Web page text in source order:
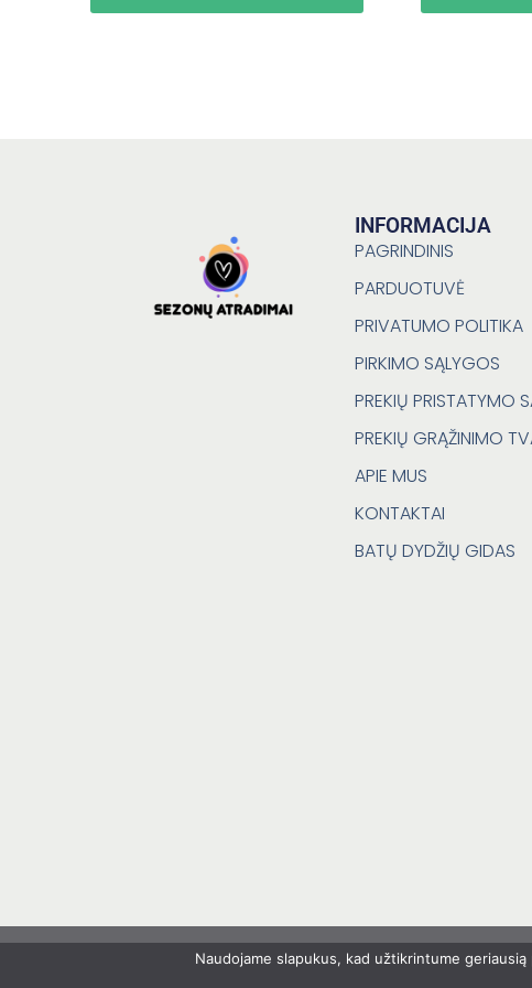
INFORMACIJA
PAGRINDINIS
PARDUOTUVĖ
PRIVATUMO POLITIKA
PIRKIMO SĄLYGOS
PREKIŲ PRISTATYMO
PREKIŲ GRĄŽINIMO
APIE MUS
KONTAKTAI
BATŲ DYDŽIŲ GIDAS
Naudojame slapukus, kad užtikrintume